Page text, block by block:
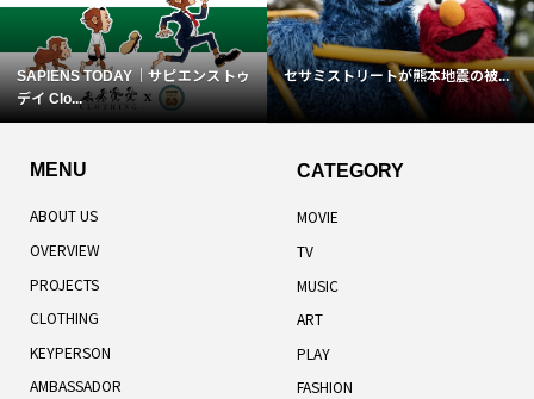
SAPIENS TODAY｜サピエンストゥ
デイ Clo...
セサミストリートが熊本地震の被...
MENU
ABOUT US
OVERVIEW
PROJECTS
CLOTHING
KEYPERSON
AMBASSADOR
CATEGORY
MOVIE
TV
MUSIC
ART
PLAY
FASHION